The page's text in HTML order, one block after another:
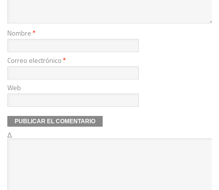
Nombre*
Correo electrónico*
Web
Δ